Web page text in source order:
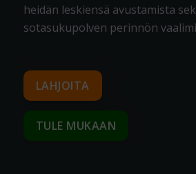
heidän leskiensä avustamista
sotasukupolven perinnön
LAHJOITA
TULE MUKAAN